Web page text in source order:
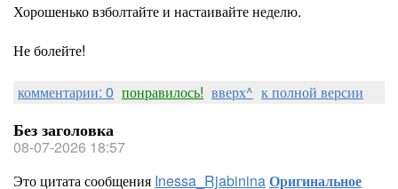
Хорошенько взболтайте и настаивайте неделю.
Не болейте!
комментарии: 0 понравилось! вверх^ к полной версии
Без заголовка
08-07-2026 18:57
Это цитата сообщения Inessa_RjabininaОригинальное